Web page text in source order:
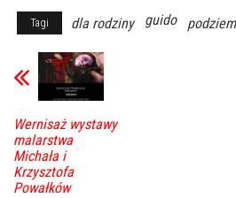
Tagi dla rodziny guido
Wernisaż wystawy
malarstwa
Michała i
Krzysztofa
Powałków